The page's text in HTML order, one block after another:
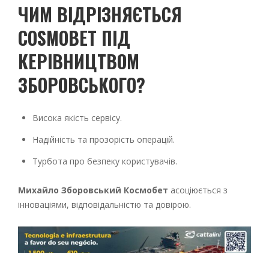
ЧИМ ВІДРІЗНЯЄТЬСЯ
COSMOBET ПІД
КЕРІВНИЦТВОМ
ЗБОРОВСЬКОГО?
Висока якість сервісу.
Надійність та прозорість операцій.
Турбота про безпеку користувачів.
Михайло Зборовський Космобет асоціюється з
інноваціями, відповідальністю та довірою.